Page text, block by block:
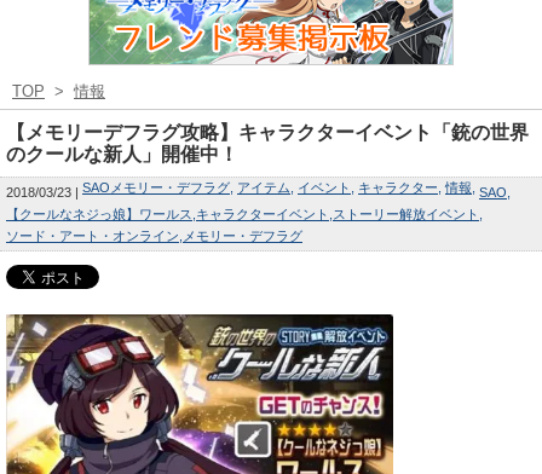
TOP > 情報
【メモリーデフラグ攻略】キャラクターイベント「銃の世界
のクールな新人」開催中！
2018/03/23 SAOメモリー・デフラグ アイテム イベント キャラクター 情報 SAO
【クールなネジっ娘】ワールス キャラクターイベント ストーリー解放イベント
ソード・アート・オンライン メモリー・デフラグ